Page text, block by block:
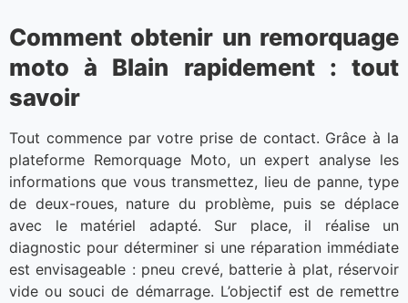
Comment obtenir un remorquage
moto à Blain rapidement : tout
savoir
Tout commence par votre prise de contact. Grâce à la
plateforme Remorquage Moto, un expert analyse les
informations que vous transmettez, lieu de panne, type
de deux-roues, nature du problème, puis se déplace
avec le matériel adapté. Sur place, il réalise un
diagnostic pour déterminer si une réparation immédiate
est envisageable : pneu crevé, batterie à plat, réservoir
vide ou souci de démarrage. L’objectif est de remettre